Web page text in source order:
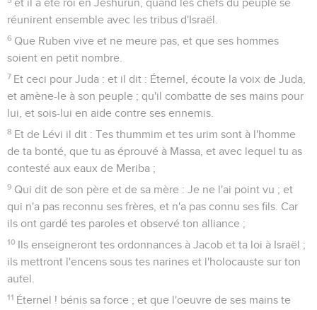
et il a été roi en Jeshurun, quand les chefs du peuple se
réunirent ensemble avec les tribus d'Israël.
6 Que Ruben vive et ne meure pas, et que ses hommes
soient en petit nombre.
7 Et ceci pour Juda : et il dit : Éternel, écoute la voix de Juda,
et amène-le à son peuple ; qu'il combatte de ses mains pour
lui, et sois-lui en aide contre ses ennemis.
8 Et de Lévi il dit : Tes thummim et tes urim sont à l'homme
de ta bonté, que tu as éprouvé à Massa, et avec lequel tu as
contesté aux eaux de Meriba ;
9 Qui dit de son père et de sa mère : Je ne l'ai point vu ; et
qui n'a pas reconnu ses frères, et n'a pas connu ses fils. Car
ils ont gardé tes paroles et observé ton alliance ;
10 Ils enseigneront tes ordonnances à Jacob et ta loi à Israël ;
ils mettront l'encens sous tes narines et l'holocauste sur ton
autel.
11 Éternel ! bénis sa force ; et que l'oeuvre de ses mains te